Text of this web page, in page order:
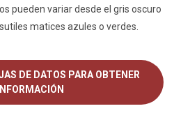
pueden variar desde el gris oscuro
matices azules o verdes.
DE DATOS PARA OBTENER